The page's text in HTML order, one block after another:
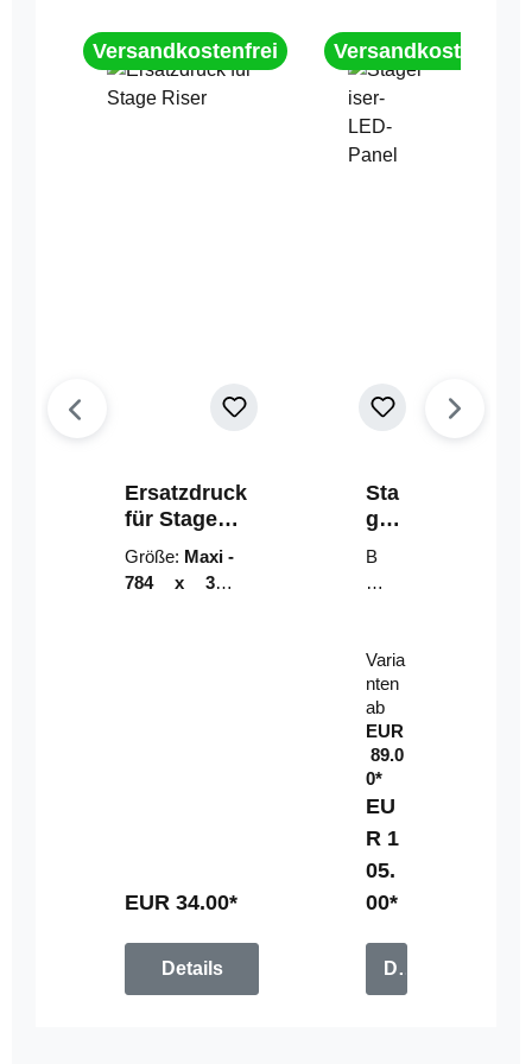
Versandkostenfrei
Ersatzdruck
für Stage
Riser
Größe: Maxi -
784 x 314
EUR 34.00*
Details
Versandkostenfrei
Sta
geri
ser-
LE
D-
el
B
un
mi
t
Fe
rn
be
di
en
u
n
g
Varia
nten
ab
EUR
89.0
0*
EU
R 1
05.
00*
Details